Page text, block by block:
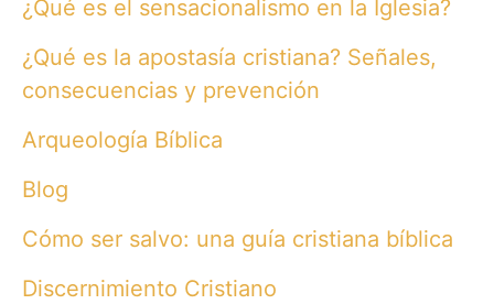
¿Qué es el sensacionalismo en la Iglesia?
¿Qué es la apostasía cristiana? Señales,
consecuencias y prevención
Arqueología Bíblica
Blog
Cómo ser salvo: una guía cristiana bíblica
Discernimiento Cristiano